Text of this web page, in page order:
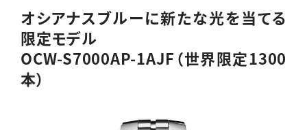
オシアナスブルーに新たな光を当てる
限定モデル
OCW-S7000AP-1AJF （世界限定1300
本）